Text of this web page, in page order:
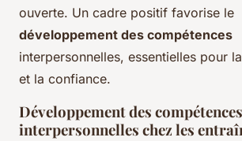
ouverte. Un cadre positif favorise le
développement des compétences
interpersonnelles, essentielles pour
et la confiance.
Développement des compétences
interpersonnelles chez les